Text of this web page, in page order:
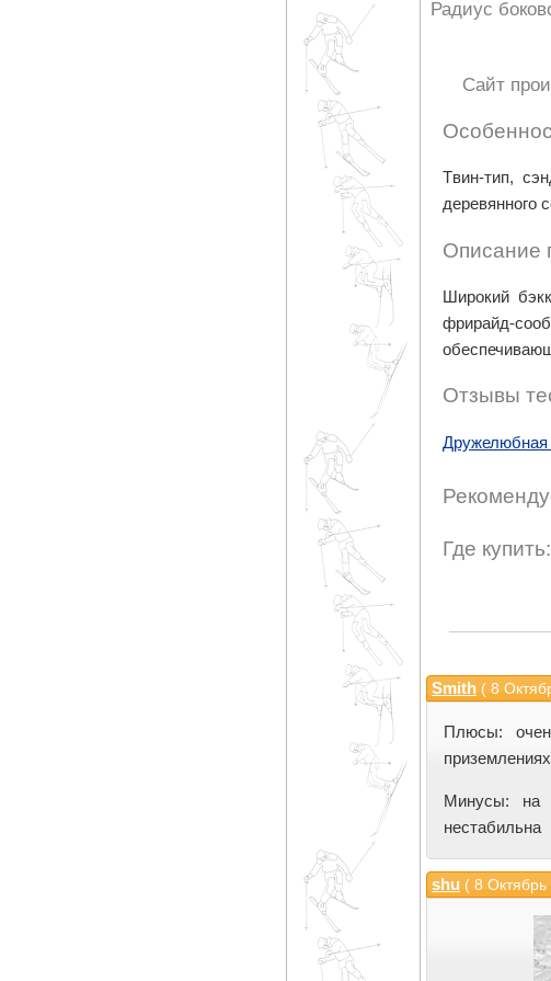
Радиус
Сайт
Tвин-тип,
деревянного
Описание
Широкий
фрирайд-
Отзывы
Дружелюбная
Где купить:
Smith ( 8
Плюсы:
Минусы: на
нестабильна
shu ( 8